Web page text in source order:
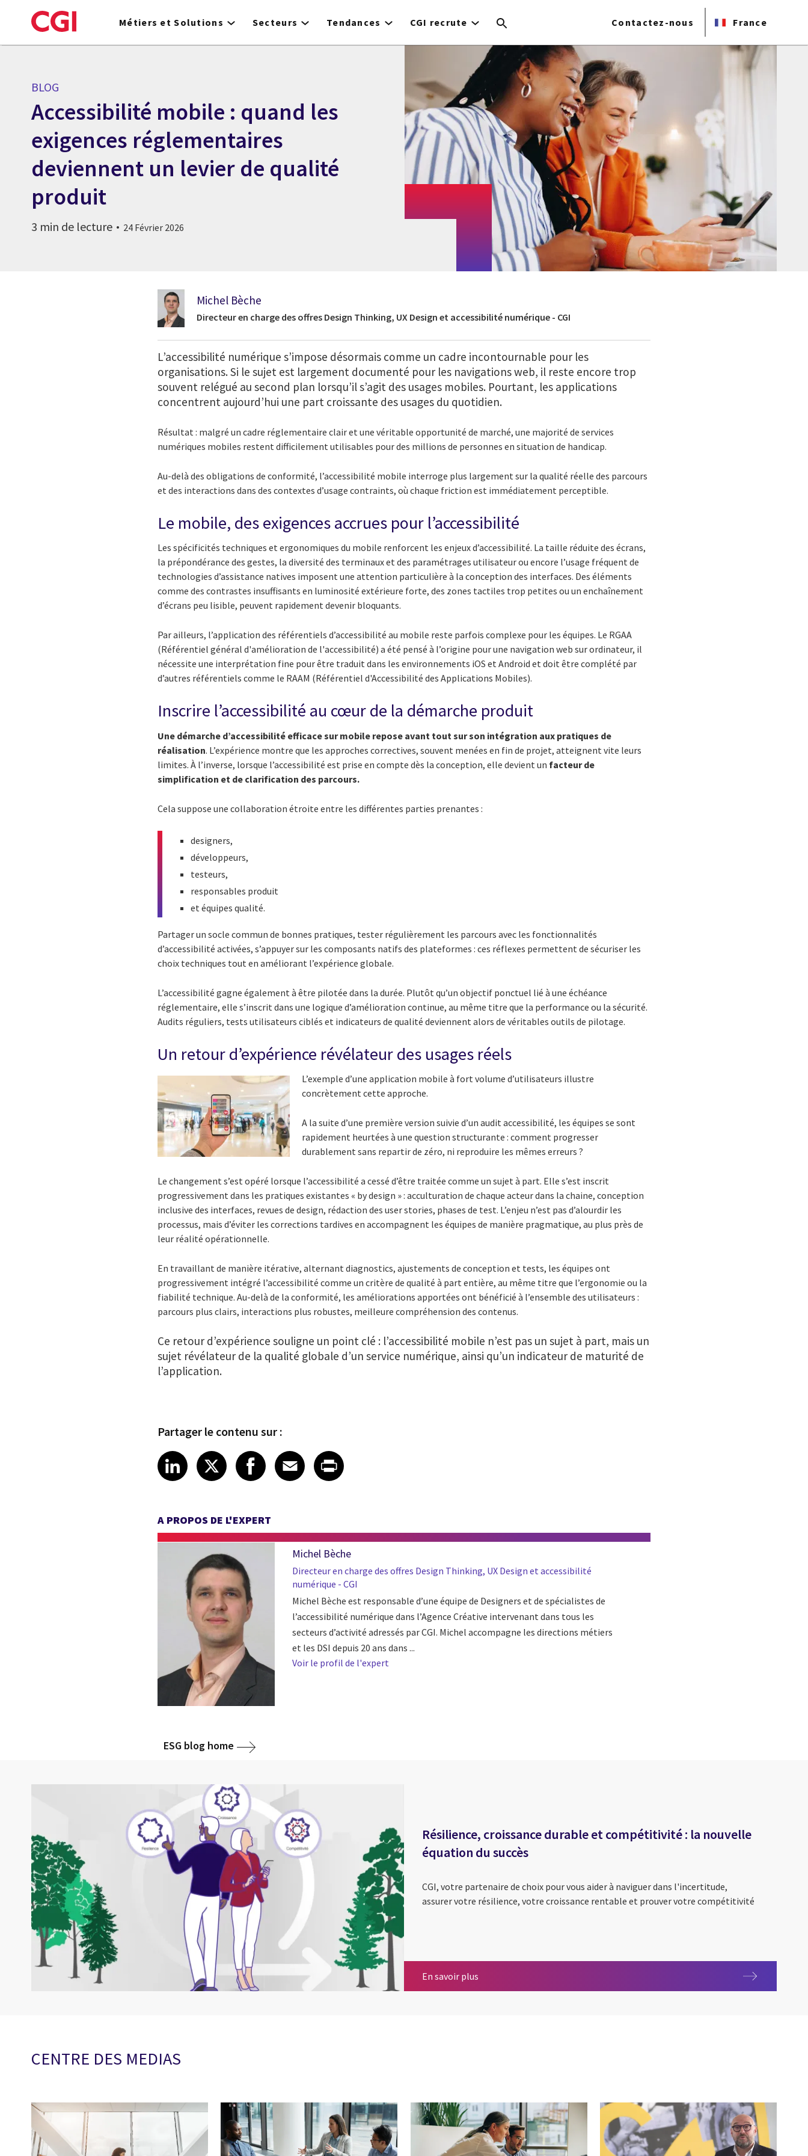
to
Métiers et Solutions Secteurs Tendances CGI recrute Contactez-nous France
BLOG
Accessibilité mobile : quand les
exigences réglementaires
deviennent un levier de qualité
produit
3 min de lecture 24 Février 2026
Michel Bèche
Directeur en charge des offres Design Thinking, UX Design et accessibilité numérique - CGI
L’accessibilité numérique s’impose désormais comme un cadre incontournable pour les
organisations. Si le sujet est largement documenté pour les navigations web, il reste encore trop
souvent relégué au second plan lorsqu’il s’agit des usages mobiles. Pourtant, les applications
concentrent aujourd’hui une part croissante des usages du quotidien.
Résultat : malgré un cadre réglementaire clair et une véritable opportunité de marché, une majorité de services
numériques mobiles restent difficilement utilisables pour des millions de personnes en situation de handicap.
Au-delà des obligations de conformité, l’accessibilité mobile interroge plus largement sur la qualité réelle des parcours
et des interactions dans des contextes d’usage contraints, où chaque friction est immédiatement perceptible.
Le mobile, des exigences accrues pour l’accessibilité
Les spécificités techniques et ergonomiques du mobile renforcent les enjeux d’accessibilité. La taille réduite des écrans,
la prépondérance des gestes, la diversité des terminaux et des paramétrages utilisateur ou encore l’usage fréquent de
technologies d’assistance natives imposent une attention particulière à la conception des interfaces. Des éléments
comme des contrastes insuffisants en luminosité extérieure forte, des zones tactiles trop petites ou un enchaînement
d’écrans peu lisible, peuvent rapidement devenir bloquants.
Par ailleurs, l’application des référentiels d’accessibilité au mobile reste parfois complexe pour les équipes. Le RGAA
(Référentiel général d'amélioration de l'accessibilité) a été pensé à l’origine pour une navigation web sur ordinateur, il
nécessite une interprétation fine pour être traduit dans les environnements iOS et Android et doit être complété par
d’autres référentiels comme le RAAM (Référentiel d'Accessibilité des Applications Mobiles).
Inscrire l’accessibilité au cœur de la démarche produit
Une démarche d’accessibilité efficace sur mobile repose avant tout sur son intégration aux pratiques de
réalisation. L’expérience montre que les approches correctives, souvent menées en fin de projet, atteignent vite leurs
limites. À l’inverse, lorsque l’accessibilité est prise en compte dès la conception, elle devient un facteur de
simplification et de clarification des parcours.
Cela suppose une collaboration étroite entre les différentes parties prenantes :
designers,
développeurs,
testeurs,
responsables produit
et équipes qualité.
Partager un socle commun de bonnes pratiques, tester régulièrement les parcours avec les fonctionnalités
d’accessibilité activées, s’appuyer sur les composants natifs des plateformes : ces réflexes permettent de sécuriser les
choix techniques tout en améliorant l’expérience globale.
L’accessibilité gagne également à être pilotée dans la durée. Plutôt qu’un objectif ponctuel lié à une échéance
réglementaire, elle s’inscrit dans une logique d’amélioration continue, au même titre que la performance ou la sécurité.
Audits réguliers, tests utilisateurs ciblés et indicateurs de qualité deviennent alors de véritables outils de pilotage.
Un retour d’expérience révélateur des usages réels
L’exemple d’une application mobile à fort volume d’utilisateurs illustre
concrètement cette approche.
A la suite d’une première version suivie d’un audit accessibilité, les équipes se sont
rapidement heurtées à une question structurante : comment progresser
durablement sans repartir de zéro, ni reproduire les mêmes erreurs ?
Le changement s’est opéré lorsque l’accessibilité a cessé d’être traitée comme un sujet à part. Elle s’est inscrit
progressivement dans les pratiques existantes « by design » : acculturation de chaque acteur dans la chaine, conception
inclusive des interfaces, revues de design, rédaction des user stories, phases de test. L’enjeu n’est pas d’alourdir les
processus, mais d’éviter les corrections tardives en accompagnent les équipes de manière pragmatique, au plus près de
leur réalité opérationnelle.
En travaillant de manière itérative, alternant diagnostics, ajustements de conception et tests, les équipes ont
progressivement intégré l’accessibilité comme un critère de qualité à part entière, au même titre que l’ergonomie ou la
fiabilité technique. Au-delà de la conformité, les améliorations apportées ont bénéficié à l’ensemble des utilisateurs :
parcours plus clairs, interactions plus robustes, meilleure compréhension des contenus.
Ce retour d’expérience souligne un point clé : l’accessibilité mobile n’est pas un sujet à part, mais un
sujet révélateur de la qualité globale d’un service numérique, ainsi qu’un indicateur de maturité de
l’application.
Partager le contenu sur :
Share article on LinkedIn
LinkedIn
Share article on X
XShare article on Facebook
Facebook
Share article on Email
Email
Share article on Print
A PROPOS DE L'EXPERT
Michel Bèche
Directeur en charge des offres Design Thinking, UX Design et accessibilité
numérique - CGI
Michel Bèche est responsable d’une équipe de Designers et de spécialistes de
l’accessibilité numérique dans l’Agence Créative intervenant dans tous les
secteurs d’activité adressés par CGI. Michel accompagne les directions métiers
et les DSI depuis 20 ans dans ...
Voir le profil de l'expert
ESG blog home
Résilience, croissance durable et compétitivité : la nouvelle
équation du succès
CGI, votre partenaire de choix pour vous aider à naviguer dans l'incertitude,
assurer votre résilience, votre croissance rentable et prouver votre compétitivité
En savoir plus Résilience, croissance durable et compétitivité : la nouvelle équation du succès
CENTRE DES MEDIAS